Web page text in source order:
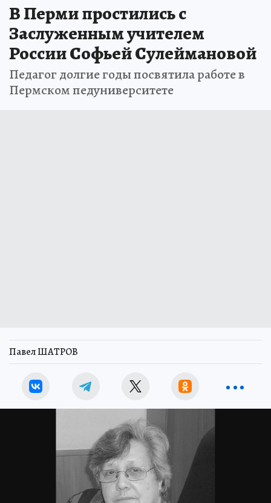
В Перми простились с
Заслуженным учителем
России Софьей Сулеймановой
Педагог долгие годы посвятила работе в
Пермском педуниверситете
Павел ШАТРОВ